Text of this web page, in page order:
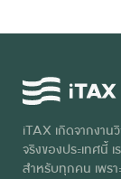
iTAX เกิดจากงา
จริงของประเทศนี้
สำหรับทุกคน เพร